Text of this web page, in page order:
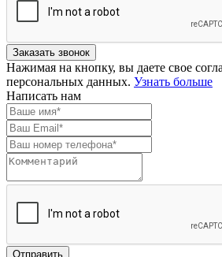
Нажимая на кнопку, вы даете свое
персональных данных. Узнать больше
Написать нам